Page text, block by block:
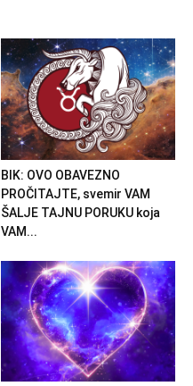
BIK: OVO OBAVEZNO
PROČITAJTE, svemir VAM
ŠALJE TAJNU PORUKU koja
VAM...